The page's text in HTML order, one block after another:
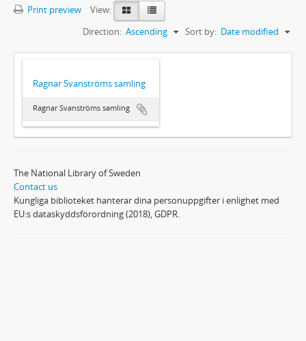
Print preview
View:
Sort by: Date modified
Direction: Ascending
Ragnar Svanströms samling
Ragnar Svanströms samling
The National Library of Sweden
Contact us
Kungliga biblioteket hanterar dina personuppgifter i enlighet med
EU:s dataskyddsförordning (2018), GDPR.